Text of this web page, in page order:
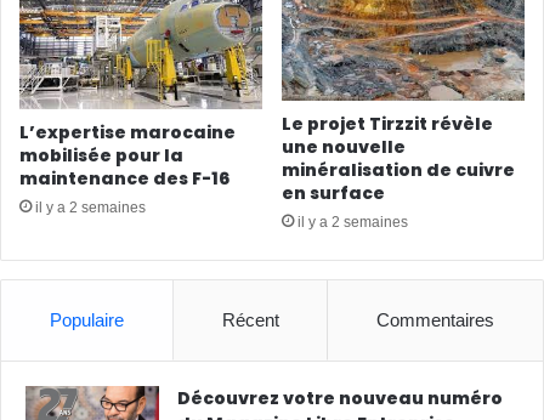
L’expertise marocaine
mobilisée pour la
maintenance des F-16
il y a 2 semaines
Le projet Tirzzit révèle
une nouvelle
minéralisation de cuivre
en surface
il y a 2 semaines
Populaire Récent Commentaires
Découvrez votre nouveau numéro